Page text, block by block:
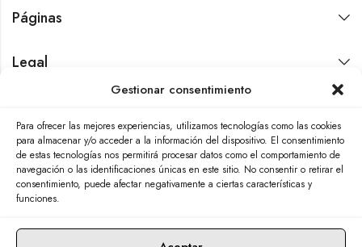
Gestionar consentimiento
Para ofrecer las mejores experiencias, utilizamos tecnologías como las cookies
para almacenar y/o acceder a la información del dispositivo. El consentimiento
de estas tecnologías nos permitirá procesar datos como el comportamiento de
navegación o las identificaciones únicas en este sitio. No consentir o retirar el
consentimiento, puede afectar negativamente a ciertas características y
funciones.
Páginas
Legal